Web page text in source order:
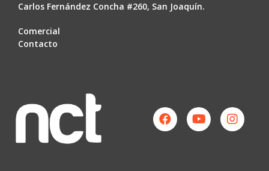
Carlos Fernández Concha #260, San Joaquín.
Comercial
Contacto